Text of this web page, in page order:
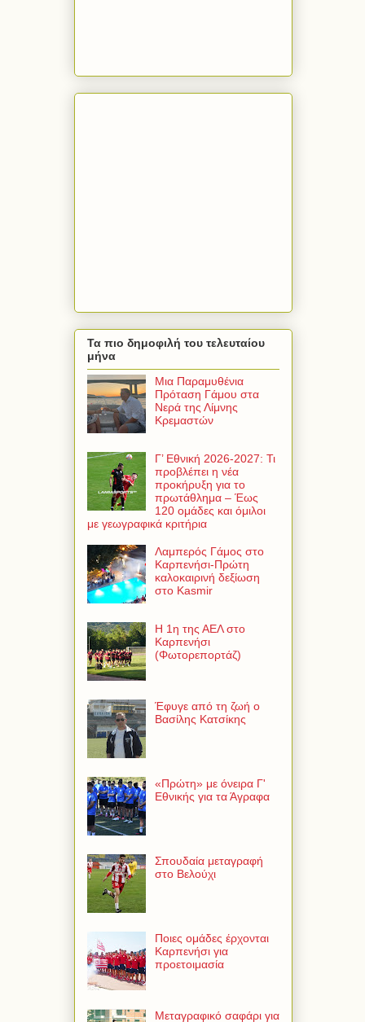
Τα πιο δημοφιλή του τελευταίου
μήνα
Μια Παραμυθένια
Πρόταση Γάμου στα
Νερά της Λίμνης
Κρεμαστών
Γ’ Εθνική 2026-2027: Τι
προβλέπει η νέα
προκήρυξη για το
πρωτάθλημα – Έως
120 ομάδες και όμιλοι
με γεωγραφικά κριτήρια
Λαμπερός Γάμος στο
Καρπενήσι-Πρώτη
καλοκαιρινή δεξίωση
στο Kasmir
Η 1η της ΑΕΛ στο
Καρπενήσι
(Φωτορεπορτάζ)
Έφυγε από τη ζωή ο
Βασίλης Κατσίκης
«Πρώτη» με όνειρα Γ'
Εθνικής για τα Άγραφα
Σπουδαία μεταγραφή
στο Βελούχι
Ποιες ομάδες έρχονται
Καρπενήσι για
προετοιμασία
Μεταγραφικό σαφάρι για